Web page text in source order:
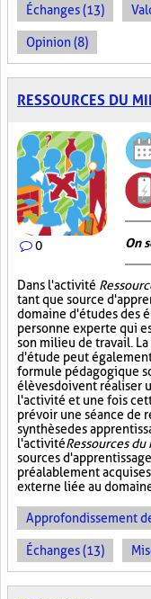
Échanges (13)
Opinion (8)
RESSOURCES DU
0 On
Dans l'activité
tant que source
domaine d'études des
personne experte qui
son milieu de travail.
d'étude peut
formule pédagogique
élèves doivent réaliser
l'activité et une fois
prévoir une séance de
synthèse des
l'activitéRessources
sources
préalablement
externe liée au
Approfondissement
Échanges (13)